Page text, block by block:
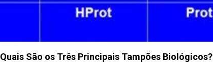
Quais São os Três Principais Tampões